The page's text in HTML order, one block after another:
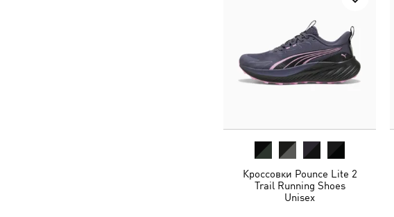
Кроссовки Pounce Lite 2
Trail Running Shoes
Unisex